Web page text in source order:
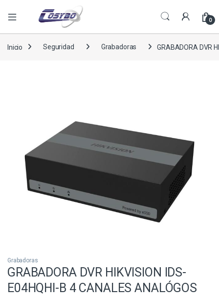
0
Inicio Seguridad Grabadoras GRABADORA DVR
Grabadoras
GRABADORA DVR HIKVISION IDS-
E04HQHI-B 4 CANALES ANALÓGOS